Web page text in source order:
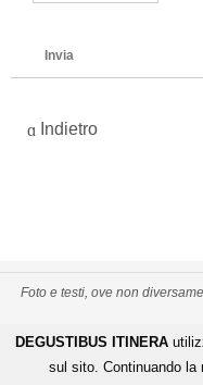
Invia
Indietro
Foto e testi, ove non
PRIVACY POLICY
De Gustibus Itinera -
DEGUSTIBUS ITINERA
sul sito. Continuando la